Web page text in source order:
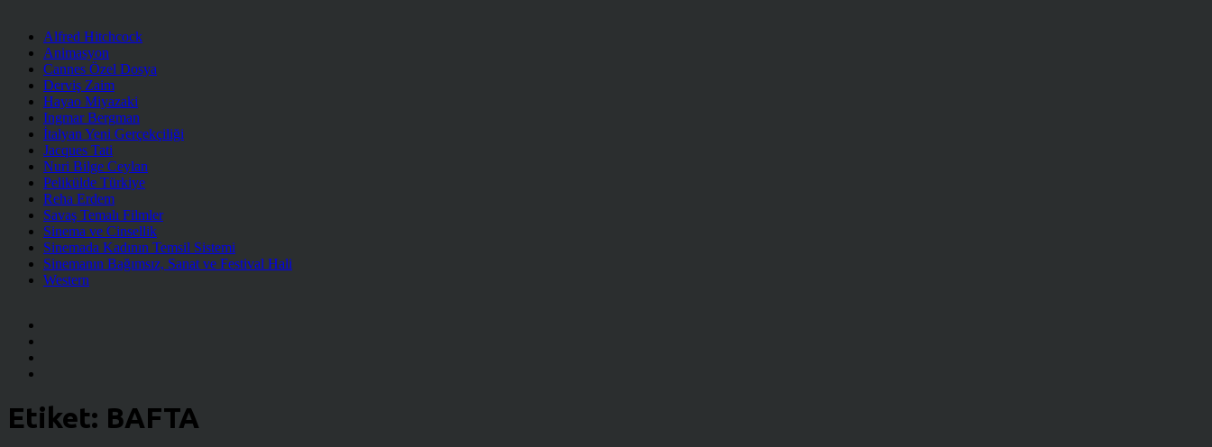
Alfred Hitchcock
Animasyon
Cannes Özel Dosya
Derviş Zaim
Hayao Miyazaki
Ingmar Bergman
İtalyan Yeni Gerçekçiliği
Jacques Tati
Nuri Bilge Ceylan
Pelikülde Türkiye
Reha Erdem
Savaş Temalı Filmler
Sinema ve Cinsellik
Sinemada Kadının Temsil Sistemi
Sinemanın Bağımsız, Sanat ve Festival Hali
Western
Etiket: BAFTA